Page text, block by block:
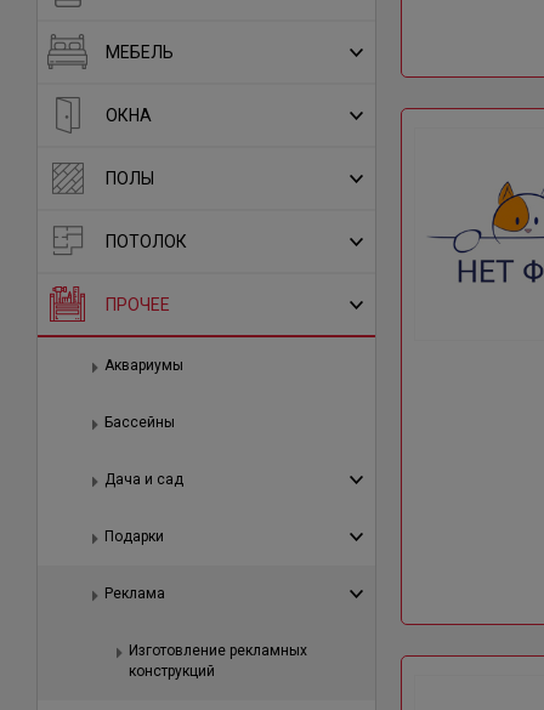
МЕБЕЛЬ
ОКНА
ПОЛЫ
ПОТОЛОК
ПРОЧЕЕ
Аквариумы
Бассейны
Дача и сад
Подарки
Реклама
Изготовление рекламных
конструкций